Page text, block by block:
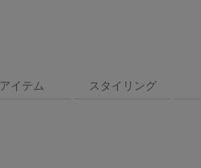
アイテム スタイリング